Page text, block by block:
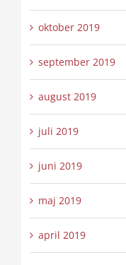
oktober 2019
september 2019
august 2019
juli 2019
juni 2019
maj 2019
april 2019